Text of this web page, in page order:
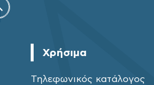
Χρήσιμα
Τηλεφωνικός κατάλογος